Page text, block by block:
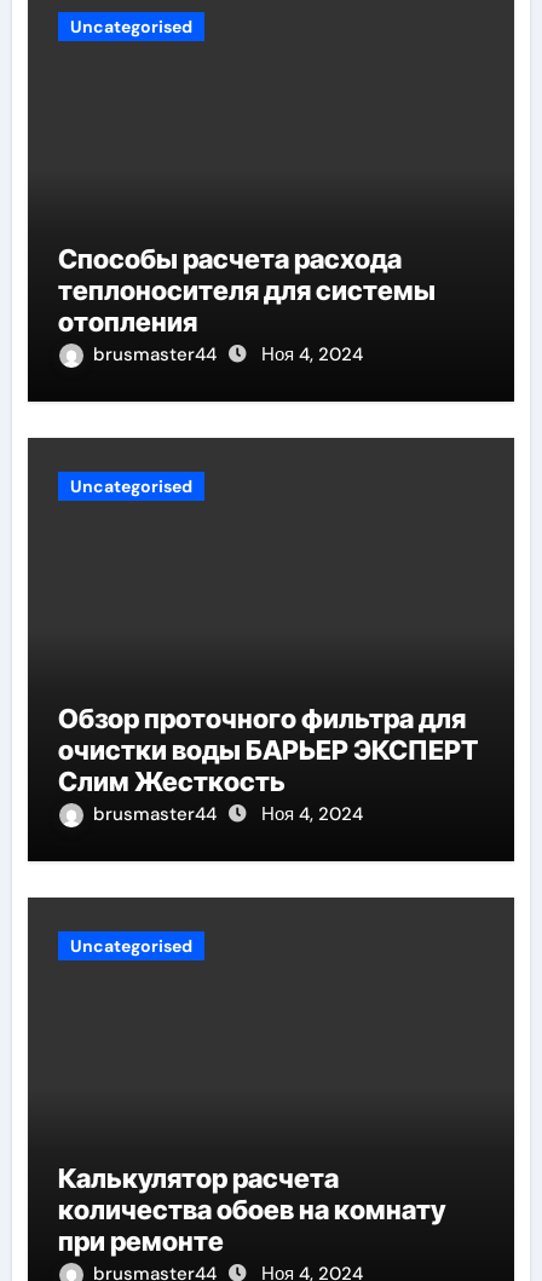
Uncategorised
Способы расчета расхода
теплоносителя для системы
отопления
brusmaster44 Ноя 4, 2024
Uncategorised
Обзор проточного фильтра для
очистки воды БАРЬЕР ЭКСПЕРТ
Слим Жесткость
brusmaster44 Ноя 4, 2024
Uncategorised
Калькулятор расчета
количества обоев на комнату
при ремонте
brusmaster44 Ноя 4, 2024